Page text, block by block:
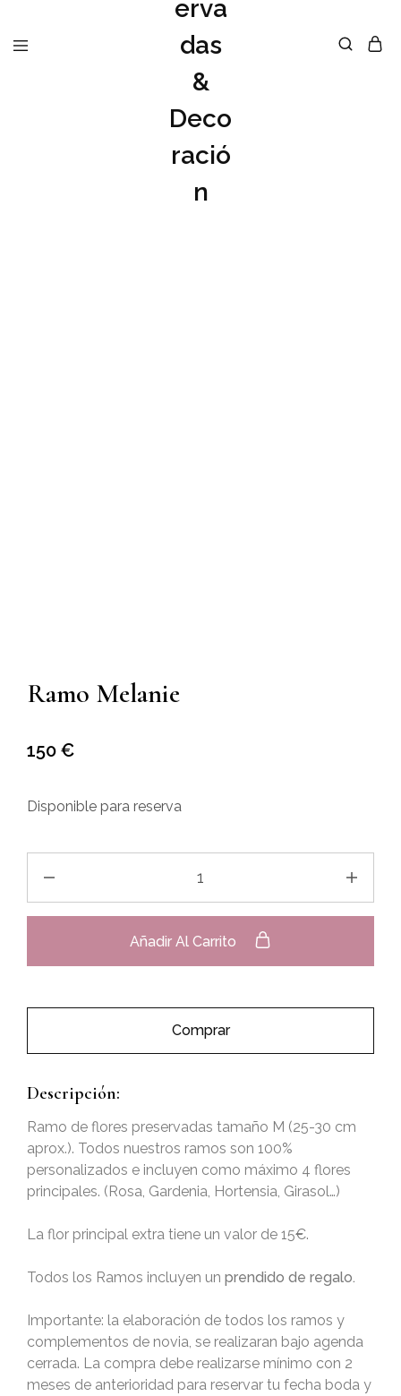
Ramo Melanie
150 €
Disponible para reserva
Añadir Al Carrito
Comprar
Descripción:
Ramo de flores preservadas tamaño M (25-30 cm
aprox.). Todos nuestros ramos son 100%
personalizados e incluyen como máximo 4 flores
principales. (Rosa, Gardenia, Hortensia, Girasol…)
La flor principal extra tiene un valor de 15€.
Todos los Ramos incluyen un prendido de regalo.
Importante: la elaboración de todos los ramos y
complementos de novia, se realizaran bajo agenda
cerrada. La compra debe realizarse mínimo con 2
meses de anterioridad para reservar tu fecha boda y